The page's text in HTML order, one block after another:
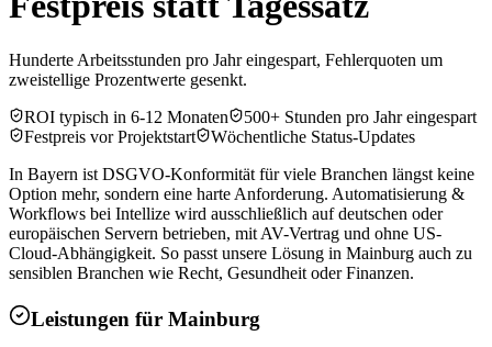
Hunderte Arbeitsstunden pro Jahr eingespart, Fehlerquoten um
zweistellige Prozentwerte gesenkt.
ROI typisch in 6-12 Monaten
500+ Stunden pro Jahr eingespart
Festpreis vor Projektstart
Wöchentliche Status-Updates
In Bayern ist DSGVO-Konformität für viele Branchen längst keine
Option mehr, sondern eine harte Anforderung. Automatisierung &
Workflows bei Intellize wird ausschließlich auf deutschen oder
europäischen Servern betrieben, mit AV-Vertrag und ohne US-
Cloud-Abhängigkeit. So passt unsere Lösung in Mainburg auch zu
sensiblen Branchen wie Recht, Gesundheit oder Finanzen.
Leistungen für Mainburg